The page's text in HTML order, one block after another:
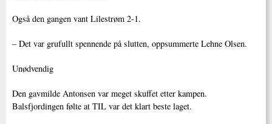
Også den gangen vant Lilestrøm 2-1.
– Det var grufullt spennende på slutten, oppsummerte Lehne Olsen.
Unødvendig
Den gavmilde Antonsen var meget skuffet etter kampen.
Balsfjordingen følte at TIL var det klart beste laget.